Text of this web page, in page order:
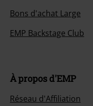
Bons d'achat Large
EMP Backstage Club
À propos d'EMP
Réseau d'Affiliation